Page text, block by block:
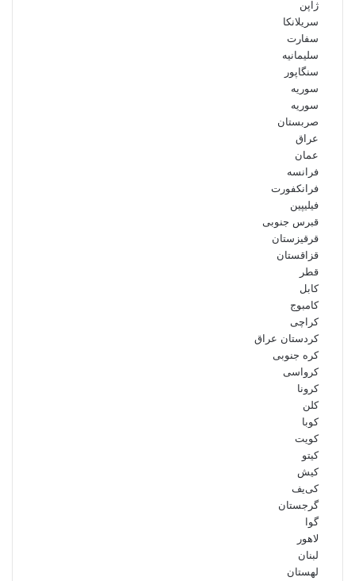
ژاپن
سریلانکا
سفارت
سلیمانیه
سنگاپور
سوریه
سوریه
صربستان
عراق
عمان
فرانسه
فرانکفورت
فیلیپین
قبرس جنوبی
قرقیزستان
قزاقستان
قطر
کابل
کامبوج
کراچی
کردستان عراق
کره جنوبی
کرواسی
کرونا
کلن
کوبا
کویت
کیتو
کیش
کی‌یف
گرجستان
گوا
لاهور
لبنان
لهستان